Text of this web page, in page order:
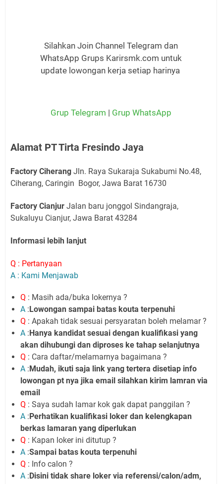
Silahkan Join Channel Telegram dan
WhatsApp Grups Karirsmk.com untuk
update lowongan kerja setiap harinya
Grup Telegram | Grup WhatsApp
Alamat PT Tirta Fresindo Jaya
Factory Ciherang Jln. Raya Sukaraja Sukabumi No.48,
Ciherang, Caringin Bogor, Jawa Barat 16730
Factory Cianjur Jalan baru jonggol Sindangraja,
Sukaluyu Cianjur, Jawa Barat 43284
Informasi lebih lanjut
Q : Pertanyaan
A : Kami Menjawab
Q : Masih ada/buka lokernya ?
A : Lowongan sampai batas kouta terpenuhi
Q : Apakah tidak sesuai persyaratan boleh melamar ?
A : Hanya kandidat sesuai dengan kualifikasi yang
akan dihubungi dan diproses ke tahap selanjutnya
Q : Cara daftar/melamarnya bagaimana ?
A : Mudah, ikuti saja link yang tertera disetiap info
lowongan pt nya jika email silahkan kirim lamran via
email
Q : Saya sudah lamar kok gak dapat panggilan ?
A : Perhatikan kualifikasi loker dan kelengkapan
berkas lamaran yang diperlukan
Q : Kapan loker ini ditutup ?
A :Sampai batas kouta terpenuhi
Q : Info calon ?
A : Disini tidak share loker via referensi/calon/adm,